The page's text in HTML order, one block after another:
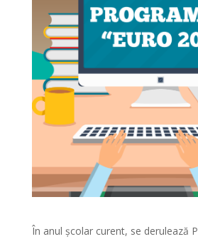
În anul școlar curent, se derulează